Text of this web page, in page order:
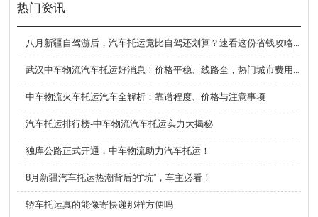
热门资讯
中车物流火车托运汽车全解析：靠谱程度、价格与注意事项
汽车托运排行榜-中车物流汽车托运实力大揭秘
独库公路正式开通，中车物流助力汽车托运！
8月新疆汽车托运热潮背后的“坑”，车主必看！
轿车托运真的能像寄快递那样方便吗